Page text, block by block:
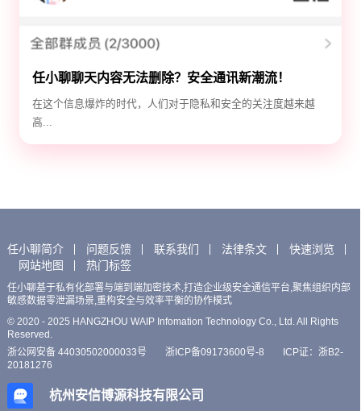
任小聊聊天内容无法删除？安全通讯新潮流！
在这个信息爆炸的时代，人们对于隐私和安全的关注度越来越
高...
任小聊简介 问题反馈 联系我们 法律条文
快速浏览
网站地图
热门标签
任小聊基于私有化部署与端到端加密技术,打造企业级安全通信平台,聚焦组织内部
敏感数据零泄漏场景,重构安全与效率平衡的协作模式
© 2020 - 2025 HANGZHOU WAIP Infomation Technology Co., Ltd. All Rights
Reserved.
浙公网安备 44030502000033号
浙ICP备09173600号-8
ICP证：浙B2-
20181276
杭州安信博源科技有限公司